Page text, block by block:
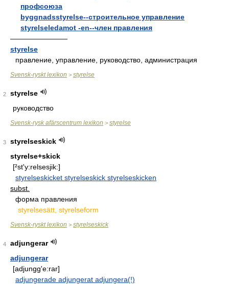
профсоюза
byggnadsstyrelse--строительное управление
styrelseledamot -en--член правления
————————
styrelse
правление, управление, руководство, администрация
Svensk-ryskt lexikon > styrelse
2
styrelse
руководство
Svensk-rysk afärscentrum lexikon > styrelse
3
styrelseskick
styrelse+skick
[²st'y:relsesjik:]
styrelseskicket styrelseskick styrelseskicken
subst.
форма правления
styrelsesätt, styrelseform
Svensk-ryskt lexikon > styrelseskick
4
adjungerar
adjungerar
[adjungg'e:rar]
adjungerade adjungerat adjungera(!)